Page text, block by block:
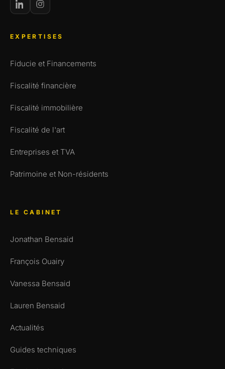
EXPERTISES
Fiducie et Financements
Fiscalité financière
Fiscalité immobilière
Fiscalité de l'art
Entreprises et TVA
Patrimoine et Non-résidents
LE CABINET
Jonathan Bensaid
François Ouairy
Vanessa Bensaid
Lauren Bensaid
Actualités
Guides techniques